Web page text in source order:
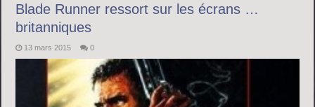
Blade Runner ressort sur les écrans …
britanniques
13 mars 2015 0